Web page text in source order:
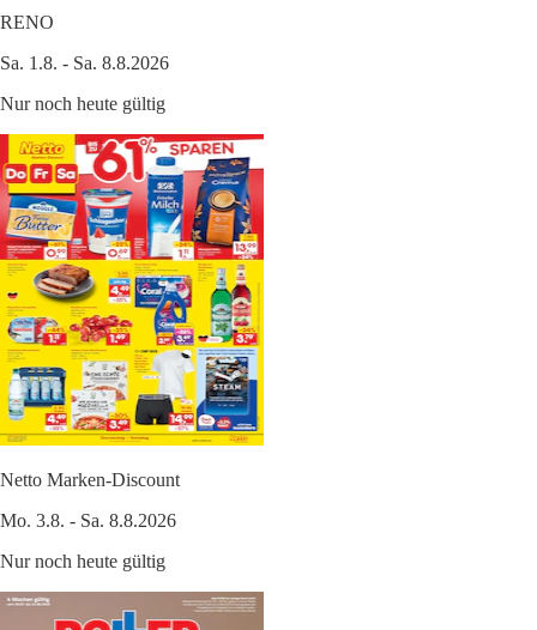
RENO
Sa. 1.8. - Sa. 8.8.2026
Nur noch heute gültig
Netto Marken-Discount
Mo. 3.8. - Sa. 8.8.2026
Nur noch heute gültig